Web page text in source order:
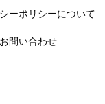
ーポリシーについて
お問い合わせ